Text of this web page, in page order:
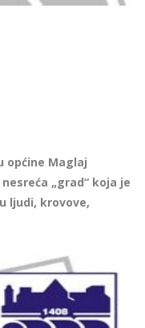
općine Maglaj
„grad“ koja je
ljudi, krovove,